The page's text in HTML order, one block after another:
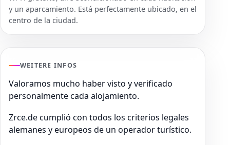
y un aparcamiento. Está perfectamente ubicado, en el
centro de la ciudad.
WEITERE INFOS
Valoramos mucho haber visto y verificado
personalmente cada alojamiento.
Zrce.de cumplió con todos los criterios legales
alemanes y europeos de un operador turístico.